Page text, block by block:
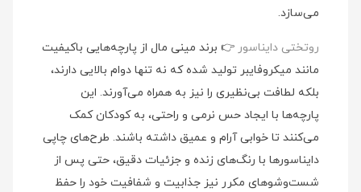
می‌سازد.
روتختی دایناسور 👉 برند مینی‌ مال از پارچه‌هایی باکیفیت
مانند میکروفایبر تولید شده که نه تنها دوام بالایی دارند،
بلکه لطافت بی‌نظیری را نیز به همراه می‌آورند. این
پارچه‌ها با ایجاد حس نرمی و راحتی، به کودکان کمک
می‌کنند تا خوابی آرام و عمیق داشته باشند. طرح‌های چاپی
دایناسورها با رنگ‌های زنده و جزئیات دقیق، حتی پس از
شست‌وشوهای مکرر نیز جذابیت و شفافیت خود را حفظ